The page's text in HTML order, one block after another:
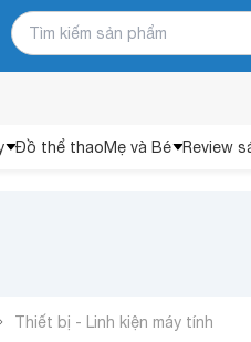
Đồ thể thaoMẹ và Bé Review
Thiết bị - Linh kiện máy tính